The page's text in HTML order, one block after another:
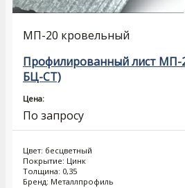
МП-20 кровельный
Профилированный лист МП-
БЦ-СТ)
Цена:
По запросу
Цвет: бесцветный
Покрытие: Цинк
Толщина: 0,35
Бренд: Металлпрофиль